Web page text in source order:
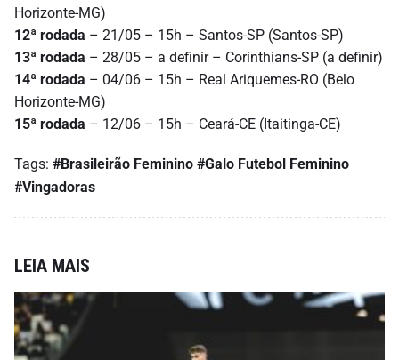
Horizonte-MG)
12ª rodada – 21/05 – 15h – Santos-SP (Santos-SP)
13ª rodada – 28/05 – a definir – Corinthians-SP (a definir)
14ª rodada – 04/06 – 15h – Real Ariquemes-RO (Belo
Horizonte-MG)
15ª rodada – 12/06 – 15h – Ceará-CE (Itaitinga-CE)
Tags: #Brasileirão Feminino #Galo Futebol Feminino
#Vingadoras
LEIA MAIS